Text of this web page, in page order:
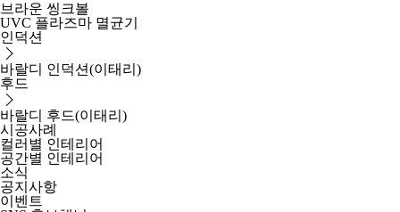
브라운 씽크볼
UVC 플라즈마 멸균기
인덕션
바랄디 인덕션(이태리)
후드
바랄디 후드(이태리)
시공사례
컬러별 인테리어
공간별 인테리어
소식
공지사항
이벤트